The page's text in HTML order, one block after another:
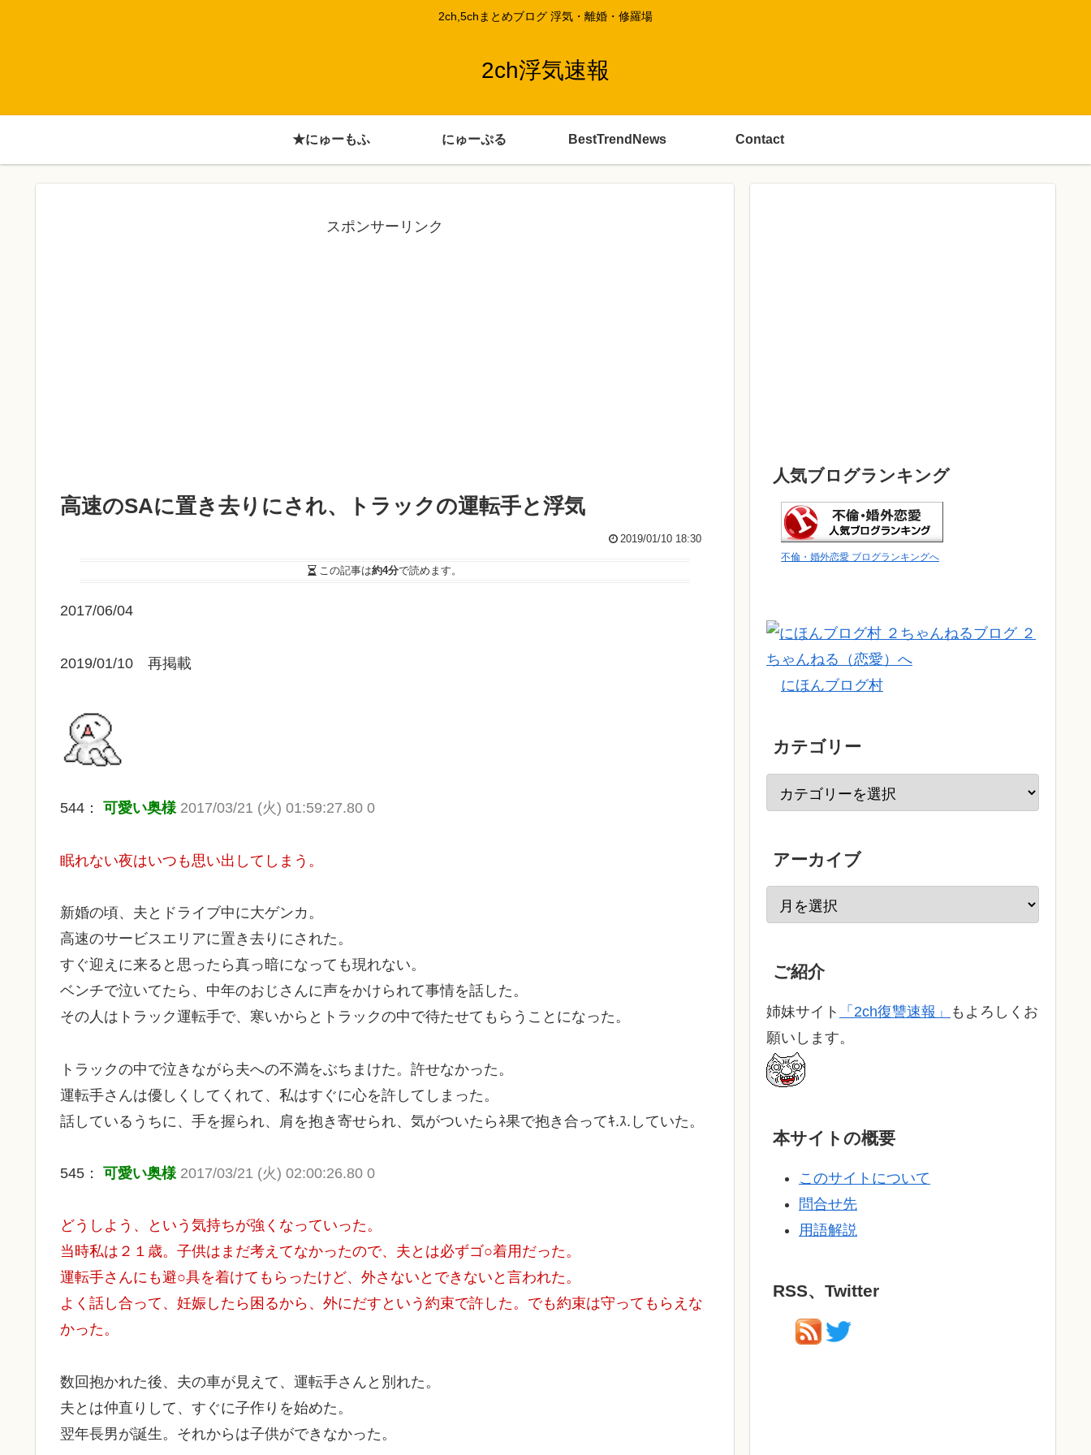
2ch,5chまとめブログ 浮気・離婚・修羅場
2ch浮気速報
★にゅーもふ にゅーぷる BestTrendNews Contact
スポンサーリンク
高速のSAに置き去りにされ、トラックの運転手と浮気
2019/01/10 18:30
この記事は約4分で読めます。
2017/06/04
2019/01/10 再掲載
544： 可愛い奥様 2017/03/21 (火) 01:59:27.80 0
眠れない夜はいつも思い出してしまう。
新婚の頃、夫とドライブ中に大ゲンカ。
高速のサービスエリアに置き去りにされた。
すぐ迎えに来ると思ったら真っ暗になっても現れない。
ベンチで泣いてたら、中年のおじさんに声をかけられて事情を話した。
その人はトラック運転手で、寒いからとトラックの中で待たせてもらうことになった。
トラックの中で泣きながら夫への不満をぶちまけた。許せなかった。
運転手さんは優しくしてくれて、私はすぐに心を許してしまった。
話しているうちに、手を握られ、肩を抱き寄せられ、気がついたらﾈ果で抱き合ってｷ.ｽ.していた。
545： 可愛い奥様 2017/03/21 (火) 02:00:26.80 0
どうしよう、という気持ちが強くなっていった。
当時私は２１歳。子供はまだ考えてなかったので、夫とは必ずゴ○着用だった。
運転手さんにも避○具を着けてもらったけど、外さないとできないと言われた。
よく話し合って、妊娠したら困るから、外にだすという約束で許した。でも約束は守ってもらえな
かった。
数回抱かれた後、夫の車が見えて、運転手さんと別れた。
夫とは仲直りして、すぐに子作りを始めた。
翌年長男が誕生。それからは子供ができなかった。
人気ブログランキング
不倫・婚外恋愛 ブログランキングへ
にほんブログ村
カテゴリー
アーカイブ
ご紹介
姉妹サイト 「2ch復讐速報」
もよろしくお
願いします。
本サイトの概要
このサイトについて
問合せ先
用語解説
RSS、Twitter